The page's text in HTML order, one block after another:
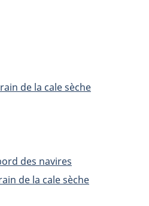
de la cale sèche
des navires
de la cale sèche